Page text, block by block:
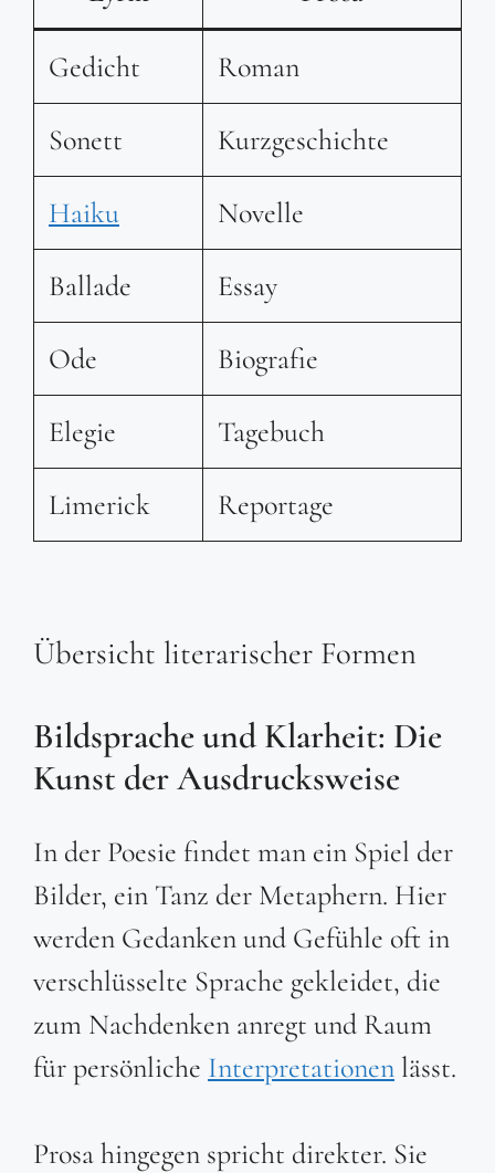
Gedicht Roman
Sonett Kurzgeschichte
Haiku Novelle
Ballade Essay
Ode Biografie
Elegie Tagebuch
Limerick Reportage
Übersicht literarischer Formen
Bildsprache und Klarheit: Die
Kunst der Ausdrucksweise
In der Poesie findet man ein Spiel der
Bilder, ein Tanz der Metaphern. Hier
werden Gedanken und Gefühle oft in
verschlüsselte Sprache gekleidet, die
zum Nachdenken anregt und Raum
für persönliche Interpretationenlässt.
Prosa hingegen spricht direkter. Sie